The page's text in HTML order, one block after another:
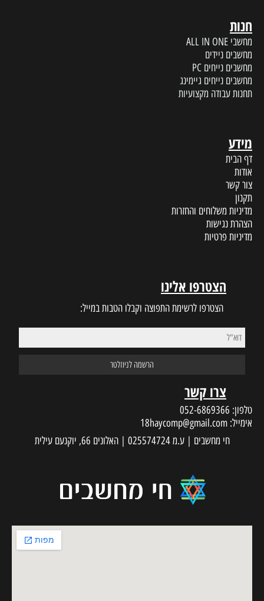
חנות
מחשבי ALL IN ONE
מחשבים ניידים
מחשבים נייחים PC
מחשבים נייחים גיימינג
תחנות עבודה מקצועיות
מידע
דף הבית
אודות
צור קשר
תקנון
מדיניות משלוחים והחזרות
הצהרת נגישות
מדיניות פרטיות
הצטרפו אלינו
הצטרפו לרשימת התפוצה וקבלו הטבות במייל:
צרו קשר
טלפון: 052-6869366
אימייל: 18haycomp@gmail.com
חי מחשבים | ע.מ 025574724 | האלונים 66, יוקנעם עילית